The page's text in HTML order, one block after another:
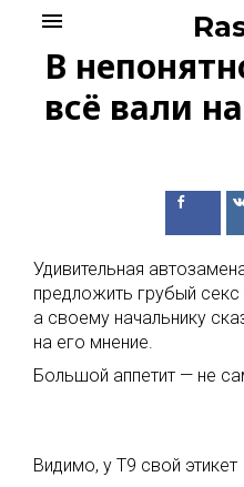
content
menu
В
всё вали
Удивительная
предложить грубый
а своему начальнику
на его мнение.
Большой аппетит — не
Видимо, у Т9 свой этикет